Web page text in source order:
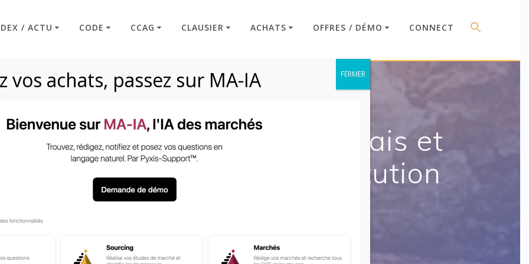
/ ACTU CODE CCAG CLAUSIER ACHATS OFFRES / DÉMO CONNECT
– Mise en régie – Frais et
– Marché de substitution
(CCAG)
vos achats, passez sur MA-IA FERMER